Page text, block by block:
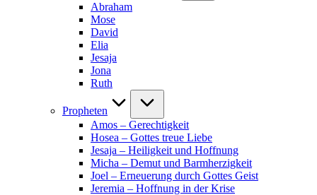
Abraham
Mose
David
Elia
Jesaja
Jona
Ruth
Propheten
Amos – Gerechtigkeit
Hosea – Gottes treue Liebe
Jesaja – Heiligkeit und Hoffnung
Micha – Demut und Barmherzigkeit
Joel – Erneuerung durch Gottes Geist
Jeremia – Hoffnung in der Krise